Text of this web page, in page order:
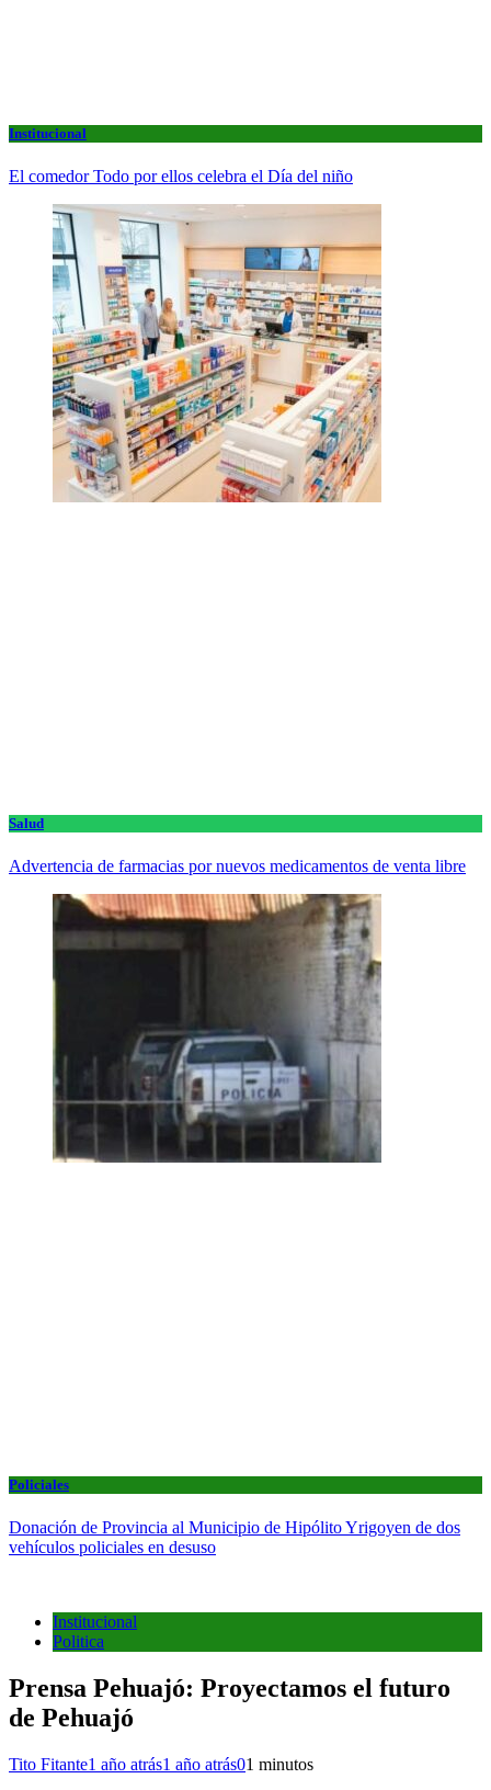
Institucional
El comedor Todo por ellos celebra el Día del niño
Salud
Advertencia de farmacias por nuevos medicamentos de venta libre
Policiales
Donación de Provincia al Municipio de Hipólito Yrigoyen de dos
vehículos policiales en desuso
Institucional
Politica
Prensa Pehuajó: Proyectamos el futuro
de Pehuajó
Tito Fitante1 año atrás1 año atrás01 minutos